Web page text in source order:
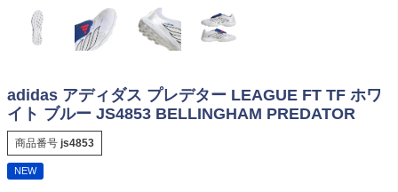
adidas アディダス プレデター LEAGUE FT TF ホワ
イト ブルー JS4853 BELLINGHAM PREDATOR
商品番号 js4853
NEW